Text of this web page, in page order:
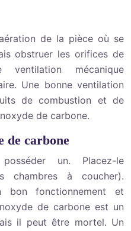
de la pièce où se
obstruer les orifices de
ventilation mécanique
Une bonne ventilation
de combustion et de
de carbone.
de carbone
un. Placez-le
chambres à coucher).
bon fonctionnement et
de carbone est un
il peut être mortel. Un